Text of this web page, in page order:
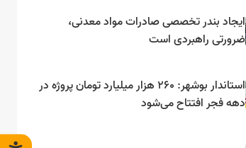
ایجاد بندر تخصصی صادرات مواد معدنی،
ضرورتی راهبردی است
استاندار بوشهر: ۲۶۰ هزار میلیارد تومان پروژه در
دهه فجر افتتاح می‌شود